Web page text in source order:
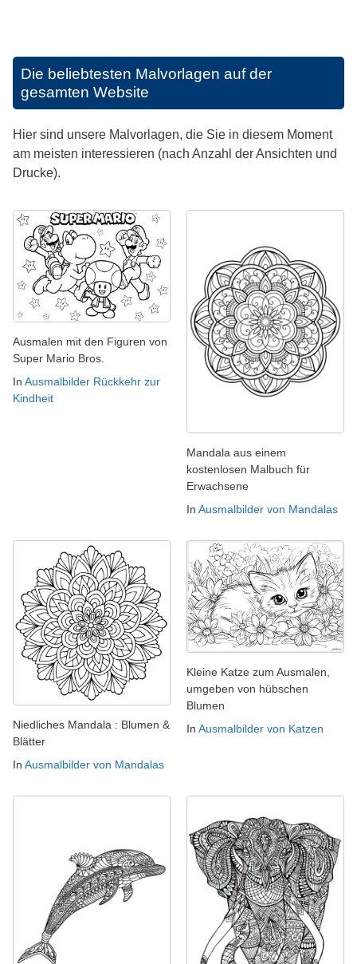
Die beliebtesten Malvorlagen auf der
gesamten Website
Hier sind unsere Malvorlagen, die Sie in diesem Moment
am meisten interessieren (nach Anzahl der Ansichten und
Drucke).
Ausmalen mit den Figuren von
Super Mario Bros.
In Ausmalbilder Rückkehr zur
Kindheit
Mandala aus einem
kostenlosen Malbuch für
Erwachsene
In Ausmalbilder von Mandalas
Niedliches Mandala : Blumen &
Blätter
In Ausmalbilder von Mandalas
Kleine Katze zum Ausmalen,
umgeben von hübschen
Blumen
In Ausmalbilder von Katzen